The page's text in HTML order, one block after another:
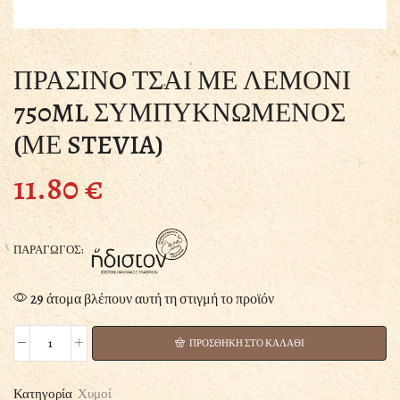
ΠΡΑΣΙΝO ΤΣΑΙ ΜΕ ΛΕΜΟΝΙ
750ML ΣΥΜΠΥΚΝΩΜΕΝΟΣ
(ΜΕ STEVIA)
11.80€
ΠΑΡΑΓΩΓΟΣ:
29 άτομα βλέπουν αυτή τη στιγμή το προϊόν
ΠΡΑΣΙΝO
ΜΕ
ΠΡΟΣΘΗΚΗ ΣΤΟ ΚΑΛΑΘΙ
Κατηγορία Χυμοί